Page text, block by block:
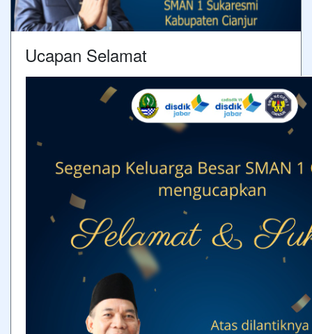
Ucapan Selamat